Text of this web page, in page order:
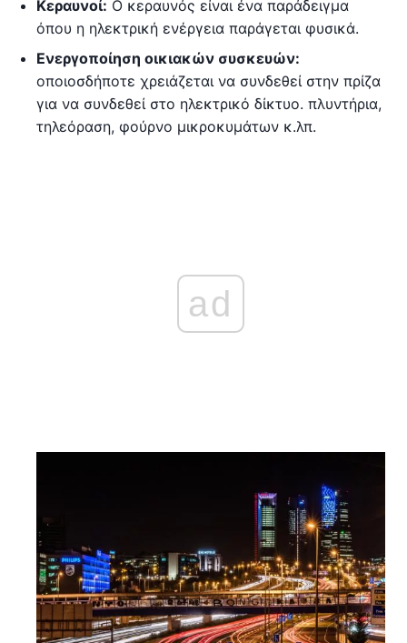
Κεραυνοί: Ο κεραυνός είναι ένα παράδειγμα
όπου η ηλεκτρική ενέργεια παράγεται φυσικά.
Ενεργοποίηση οικιακών συσκευών:
οποιοσδήποτε χρειάζεται να συνδεθεί στην πρίζα
για να συνδεθεί στο ηλεκτρικό δίκτυο. πλυντήρια,
τηλεόραση, φούρνο μικροκυμάτων κ.λπ.
ad